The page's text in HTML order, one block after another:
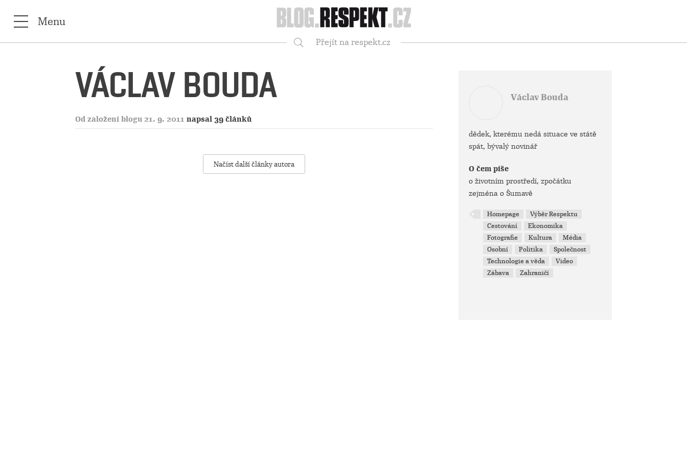
Respekt
Menu
Přejít na respekt.cz
VÁCLAV BOUDA
Od založení blogu 21. 9. 2011 napsal 39 článků
Načíst další články autora
Václav Bouda
dědek, kterému nedá situace ve státě
spát, bývalý novinář
O čem píše
o životním prostředí, zpočátku
zejména o Šumavě
Homepage
Výběr Respektu
Cestování
Ekonomika
Fotografie
Kultura
Média
Osobní
Politika
Společnost
Technologie a věda
Video
Zábava
Zahraničí